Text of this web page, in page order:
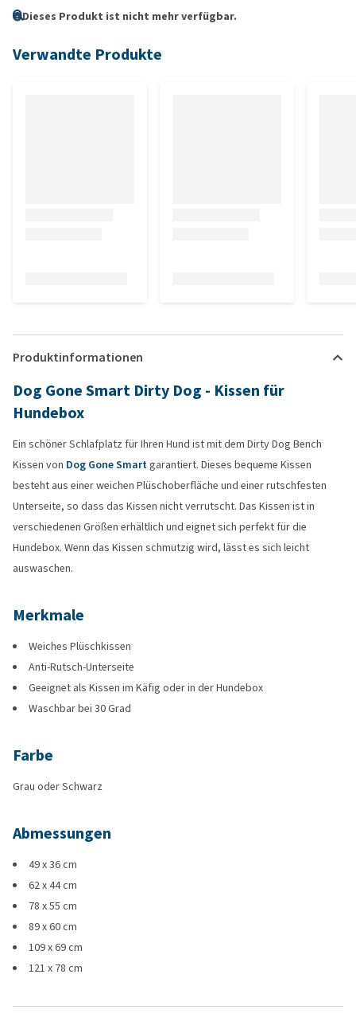
Dieses Produkt ist nicht mehr verfügbar.
Verwandte Produkte
Produktinformationen
Dog Gone Smart Dirty Dog - Kissen für
Hundebox
Ein schöner Schlafplatz für Ihren Hund ist mit dem Dirty Dog Bench
Kissen von Dog Gone Smartgarantiert. Dieses bequeme Kissen
besteht aus einer weichen Plüschoberfläche und einer rutschfesten
Unterseite, so dass das Kissen nicht verrutscht. Das Kissen ist in
verschiedenen Größen erhältlich und eignet sich perfekt für die
Hundebox. Wenn das Kissen schmutzig wird, lässt es sich leicht
auswaschen.
Merkmale
Weiches Plüschkissen
Anti-Rutsch-Unterseite
Geeignet als Kissen im Käfig oder in der Hundebox
Waschbar bei 30 Grad
Farbe
Grau oder Schwarz
Abmessungen
49 x 36 cm
62 x 44 cm
78 x 55 cm
89 x 60 cm
109 x 69 cm
121 x 78 cm